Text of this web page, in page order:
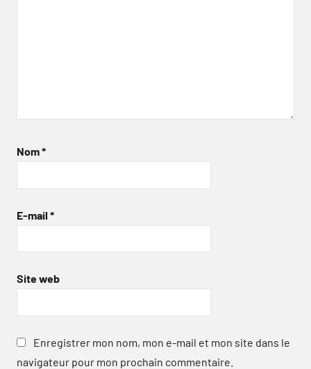
Nom*
E-mail *
Site web
Enregistrer mon nom, mon e-mail et mon site dans le
navigateur pour mon prochain commentaire.